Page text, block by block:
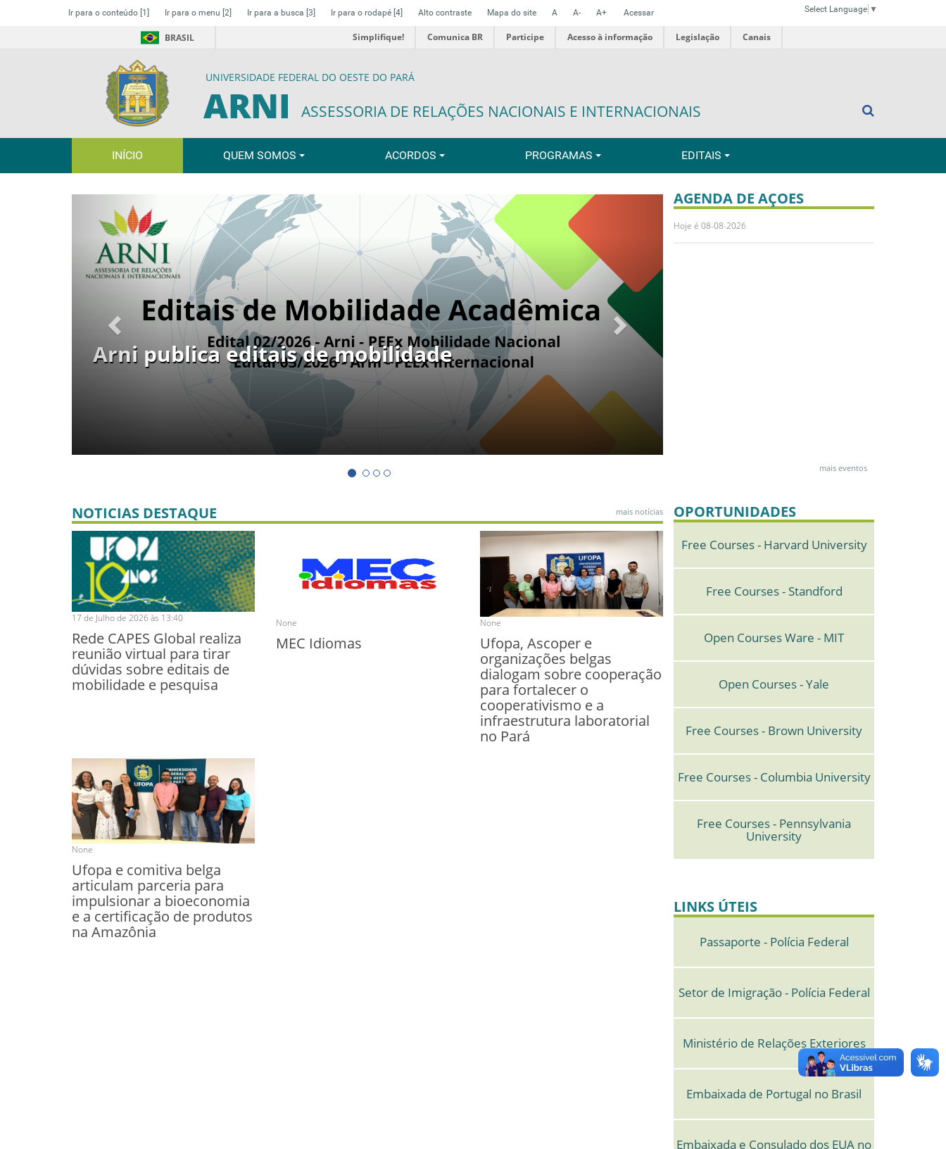
Ir para o conteúdo [1] Ir para o menu [2] Ir para a busca [3] Ir para o rodapé [4] Alto contraste Mapa do site A A- A+ Acessar Select Language ▼
BRASIL Simplifique! Comunica BR Participe Acesso à informação Legislação Canais
UNIVERSIDADE FEDERAL DO OESTE DO PARÁ
ARNI ASSESSORIA DE RELAÇÕES NACIONAIS E INTERNACIONAIS
INÍCIO QUEM SOMOS ACORDOS PROGRAMAS EDITAIS
Arni publica editais de mobilidade
Previous
NOTICIAS DESTAQUE mais notícias
17 de Julho de 2026 às 13:40
Rede CAPES Global realiza
reunião virtual para tirar
dúvidas sobre editais de
mobilidade e pesquisa
None
MEC Idiomas
None
Ufopa, Ascoper e
organizações belgas
dialogam sobre cooperação
para fortalecer o
cooperativismo e a
infraestrutura laboratorial
no Pará
None
Ufopa e comitiva belga
articulam parceria para
impulsionar a bioeconomia
e a certificação de produtos
na Amazônia
AGENDA DE AÇOES
Hoje é 08-08-2026
mais eventos
OPORTUNIDADES
Free Courses - Harvard University
Free Courses - Standford
Open Courses Ware - MIT
Open Courses - Yale
Free Courses - Brown University
Free Courses - Columbia University
Free Courses - Pennsylvania
University
LINKS ÚTEIS
Passaporte - Polícia Federal
Setor de Imigração - Polícia Federal
Ministério de Relações Exteriores
Embaixada de Portugal no Brasil
Embaixada e Consulado dos EUA no